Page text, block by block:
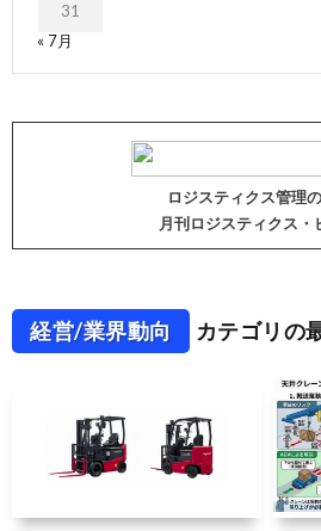
31
« 7月
ロジスティクス管理
月刊ロジスティクス・
経営/業界動向 カテゴリの